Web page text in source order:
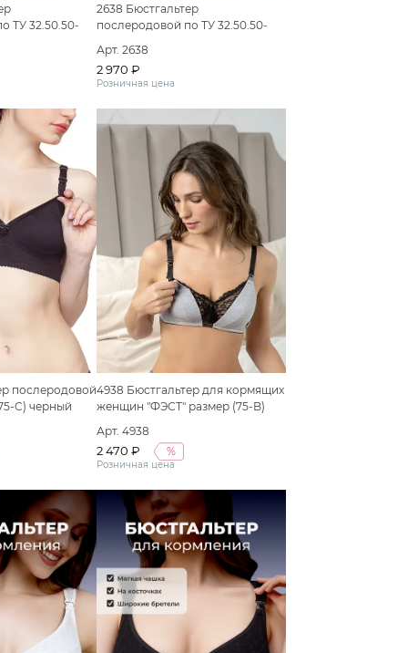
ТУ 32.50.50-
меланж/
2638 Бюстгальтер
послеродовой по ТУ 32.50.50-
исполнения: Бюстгальтер
послеродовой "ФЭСТ" размер
(75-B) белый
Арт. 2638
2 970 ₽
Розничная цена
послеродовой
C) черный
4938 Бюстгальтер для кормящих
женщин "ФЭСТ" размер (75-B)
Арт. 4938
2 470 ₽ %
Розничная цена